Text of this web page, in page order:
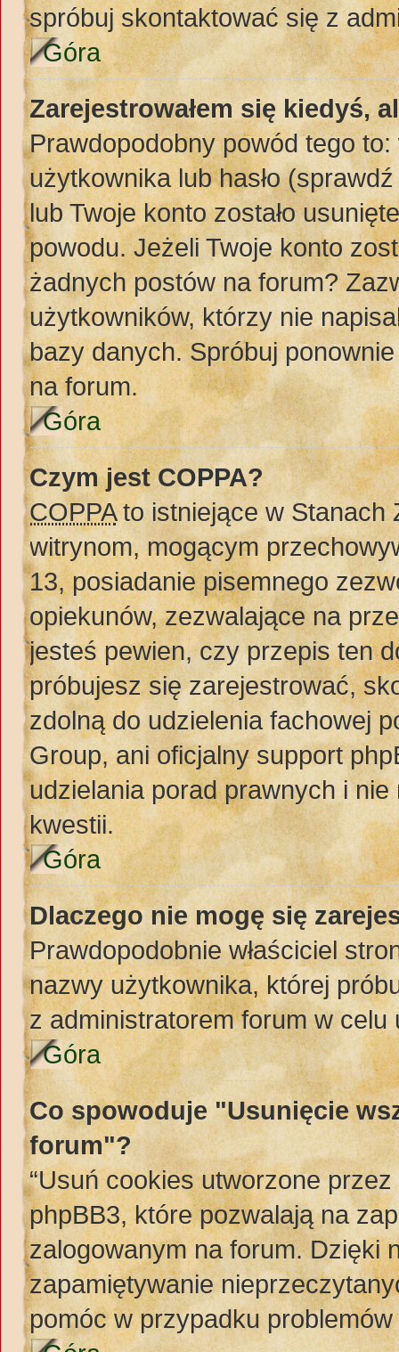
spróbuj skontaktować się z
Góra
Zarejestrowałem się kiedyś,
Prawdopodobny powód tego
użytkownika lub hasło
lub Twoje konto zostało
powodu. Jeżeli Twoje konto
żadnych postów na forum?
użytkowników, którzy nie
bazy danych. Spróbuj
na forum.
Góra
Czym jest COPPA?
COPPAto istniejące w Stanach
witrynom, mogącym
13, posiadanie pisemnego
opiekunów, zezwalające na
jesteś pewien, czy przepis ten
próbujesz się zarejestrować,
zdolną do udzielenia fachowej
Group, ani oficjalny support
udzielania porad prawnych i
kwestii.
Góra
Dlaczego nie mogę się
Prawdopodobnie właściciel
nazwy użytkownika, której
z administratorem forum w celu
Góra
Co spowoduje "Usunięcie
forum"?
“Usuń cookies utworzone
phpBB3, które pozwalają na
zalogowanym na forum. Dzięki
zapamiętywanie
pomóc w przypadku